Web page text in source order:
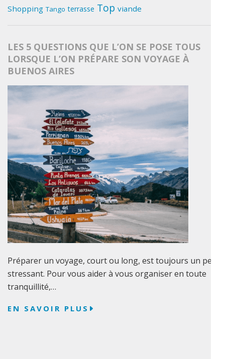
Shopping Tango terrasse Top viande
LES 5 QUESTIONS QUE L’ON SE POSE TOUS
LORSQUE L’ON PRÉPARE SON VOYAGE À
BUENOS AIRES
Préparer un voyage, court ou long, est toujours un peu
stressant. Pour vous aider à vous organiser en toute
tranquillité,…
EN SAVOIR PLUS